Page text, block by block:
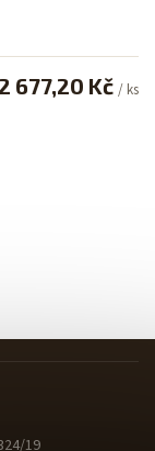
2 677,20 Kč / ks
19